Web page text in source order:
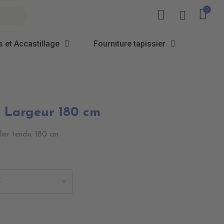
et Accastillage Fourniture tapissier
180 cm
tendu. 180 cm
>